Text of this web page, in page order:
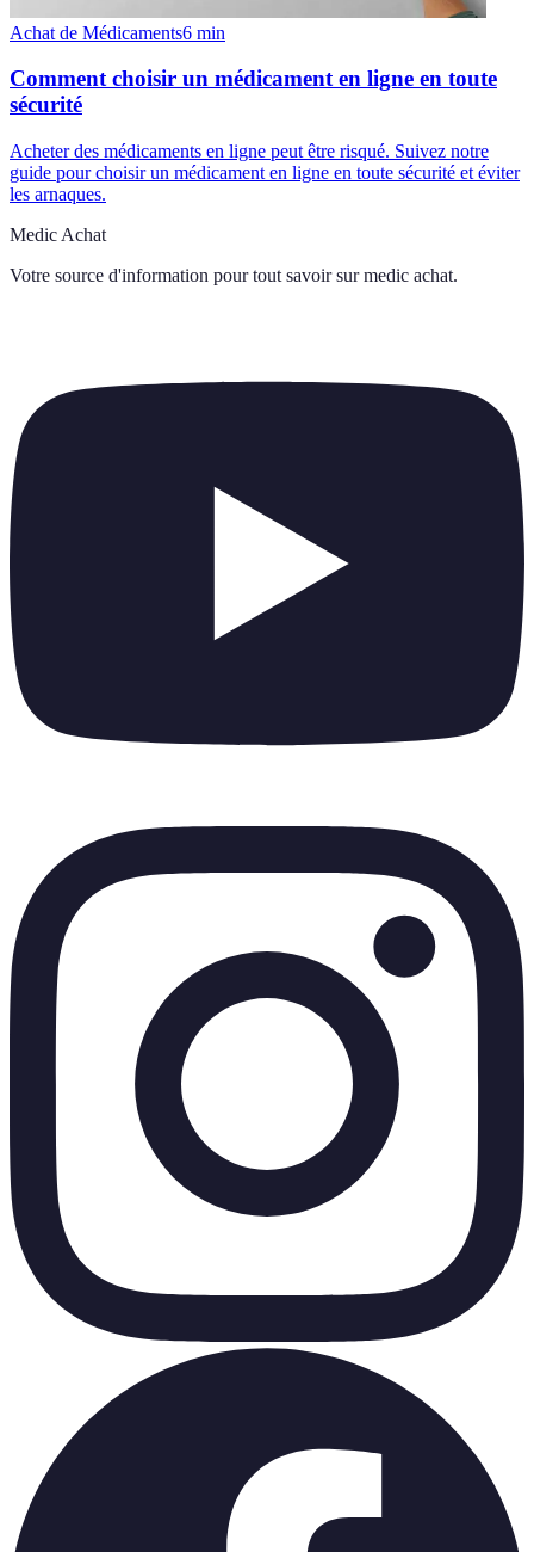
Achat de Médicaments6 min
Comment choisir un médicament en ligne en toute
sécurité
Acheter des médicaments en ligne peut être risqué. Suivez notre
guide pour choisir un médicament en ligne en toute sécurité et éviter
les arnaques.
Medic Achat
Votre source d'information pour tout savoir sur medic achat.